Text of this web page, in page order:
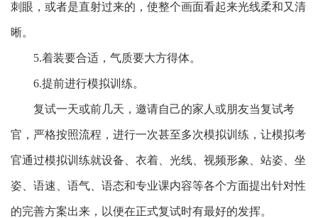
刺眼，或者是直射过来的，使整个画面看起来光线柔和又清
晰。
5.着装要合适，气质要大方得体。
6.提前进行模拟训练。
复试一天或前几天，邀请自己的家人或朋友当复试考
官，严格按照流程，进行一次甚至多次模拟训练，让模拟考
官通过模拟训练就设备、衣着、光线、视频形象、站姿、坐
姿、语速、语气、语态和专业课内容等各个方面提出针对性
的完善方案出来，以便在正式复试时有最好的发挥。